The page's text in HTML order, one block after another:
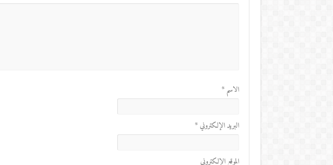
الاسم*
البريد الإلكتروني*
الموقع الإلكتروني